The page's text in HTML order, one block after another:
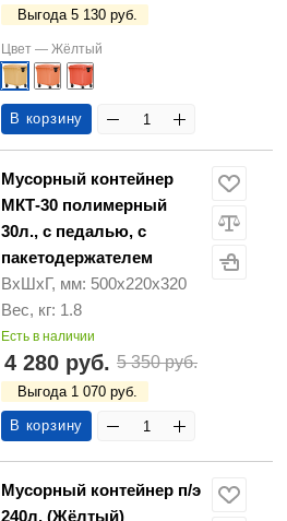
Выгода 5 130 руб.
Цвет — Жёлтый
В корзину
Мусорный контейнер
МКТ-30 полимерный
30л., с педалью, с
пакетодержателем
ВхШхГ, мм: 500х220х320
Вес, кг: 1.8
Есть в наличии
4 280 руб. 5 350 руб.
Выгода 1 070 руб.
В корзину
Мусорный контейнер п/э
240л. (Жёлтый)